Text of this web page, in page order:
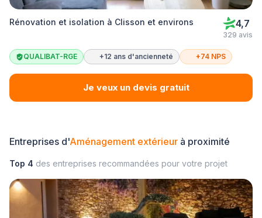
Rénovation et isolation à Clisson et environs 4,7
329 avis
QUALIBAT-RGE +12 ans d'ancienneté +74 NPS
Je veux un devis gratuit
Entreprises d'Aménagement extérieur à proximité
Top 4 des entreprises recommandées pour votre projet